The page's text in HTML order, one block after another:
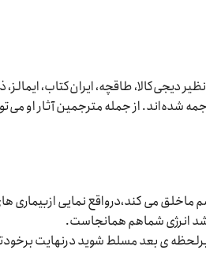
دیجی‌کالا، طاقچه، ایران‌کتاب،
شده‌اند. از جمله مترجمین آثار او
ماخلق می کند،درواقع نمایی ازبیماری
انرژی شماهم همانجاست.
ی بعد مسلط شوید درنهایت